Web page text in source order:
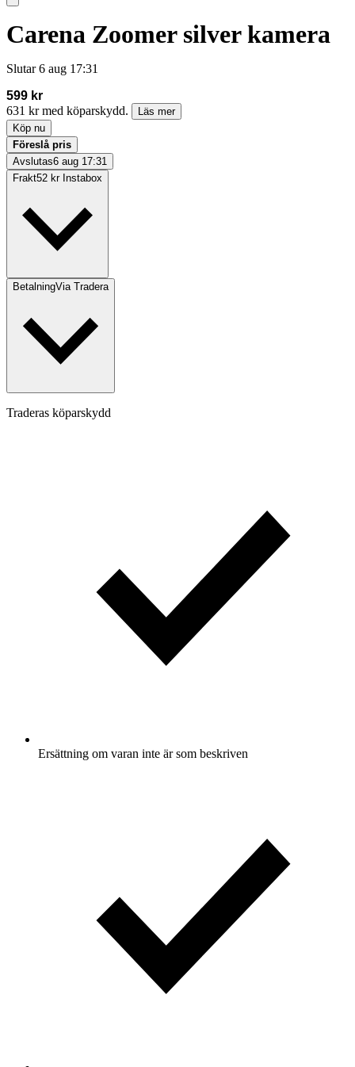
Carena Zoomer silver kamera
Slutar 6 aug 17:31
599 kr
631 kr med köparskydd.
Läs mer
Köp nu
Föreslå pris
Avslutas6 aug 17:31
Frakt52 kr Instabox
BetalningVia Tradera
Traderas köparskydd
Ersättning om varan inte är som beskriven